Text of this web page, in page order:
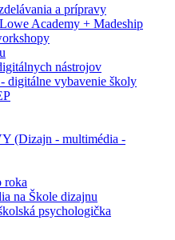
a prípravy
Academy + Madeship
nástrojov
digitálne vybavenie školy
(Dizajn - multimédia -
roka
na Škole dizajnu
psychologička